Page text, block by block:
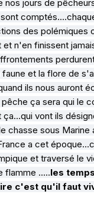
nos jours de
des polémiques
et n'en finissent
et la flore de
ils nous auront
ça sera qui le
vont ils
chasse sous Marine
a cet
et traversé le
flamme .....les
c'est qu'il faut